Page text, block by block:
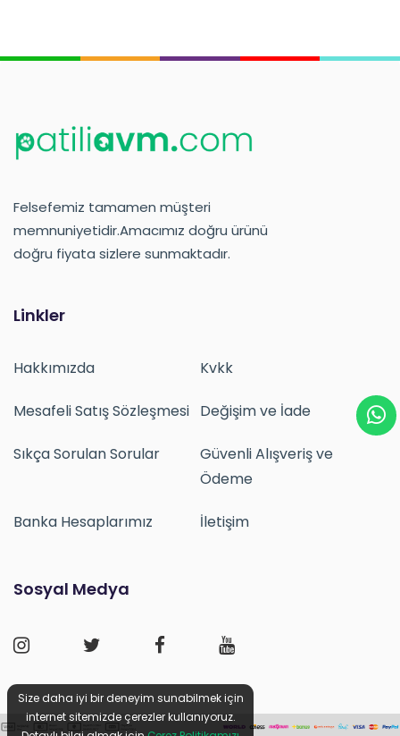
Felsefemiz tamamen müşteri
memnuniyetidir.Amacımız doğru ürünü
doğru fiyata sizlere sunmaktadır.
Linkler
Hakkımızda Kvkk
Mesafeli Satış Sözleşmesi Değişim ve İade
Sıkça Sorulan Sorular
Güvenli Alışveriş ve
Ödeme
Banka Hesaplarımız İletişim
Sosyal Medya
Size daha iyi bir deneyim sunabilmek için
internet sitemizde çerezler kullanıyoruz.